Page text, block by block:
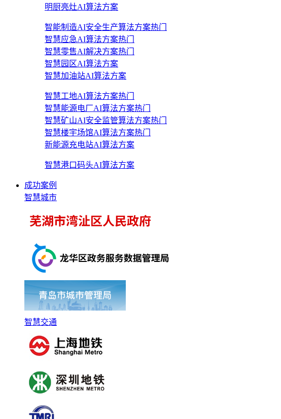
明厨亮灶AI算法方案
智能制造AI安全生产算法方案热门
智慧应急AI算法方案热门
智慧零售AI解决方案热门
智慧园区AI算法方案
智慧加油站AI算法方案
智慧工地AI算法方案热门
智慧能源电厂AI算法方案热门
智慧矿山AI安全监管算法方案热门
智慧楼宇场馆AI算法方案热门
新能源充电站AI算法方案
智慧港口码头AI算法方案
成功案例
智慧城市
智慧交通